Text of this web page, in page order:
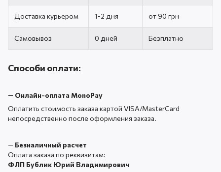
Доставка курьером 1-2 дня от 90 грн
Самовывоз 0 дней Безплатно
Способи оплати:
— Онлайн-оплата MonoPay
Оплатить стоимость заказа картой VISA/MasterCard
непосредственно после оформления заказа.
— Безналичный расчет
Оплата заказа по реквизитам:
ФЛП Бублик Юрий Владимирович